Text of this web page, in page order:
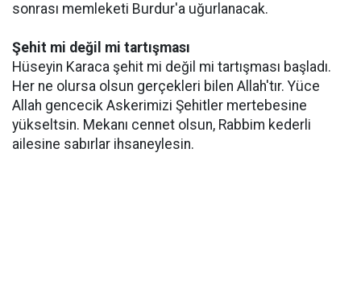
sonrası memleketi Burdur'a uğurlanacak.
Şehit mi değil mi tartışması
Hüseyin Karaca şehit mi değil mi tartışması başladı.
Her ne olursa olsun gerçekleri bilen Allah'tır. Yüce
Allah gencecik Askerimizi Şehitler mertebesine
yükseltsin. Mekanı cennet olsun, Rabbim kederli
ailesine sabırlar ihsaneylesin.